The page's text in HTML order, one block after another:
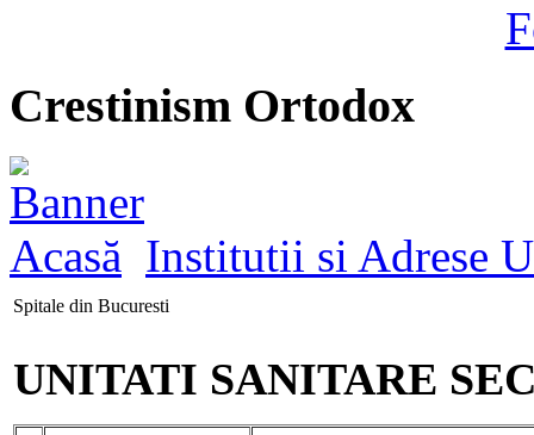
Crestinism Ortodox
Acasă Institutii si Adrese
Spitale din Bucuresti
UNITATI SANITARE